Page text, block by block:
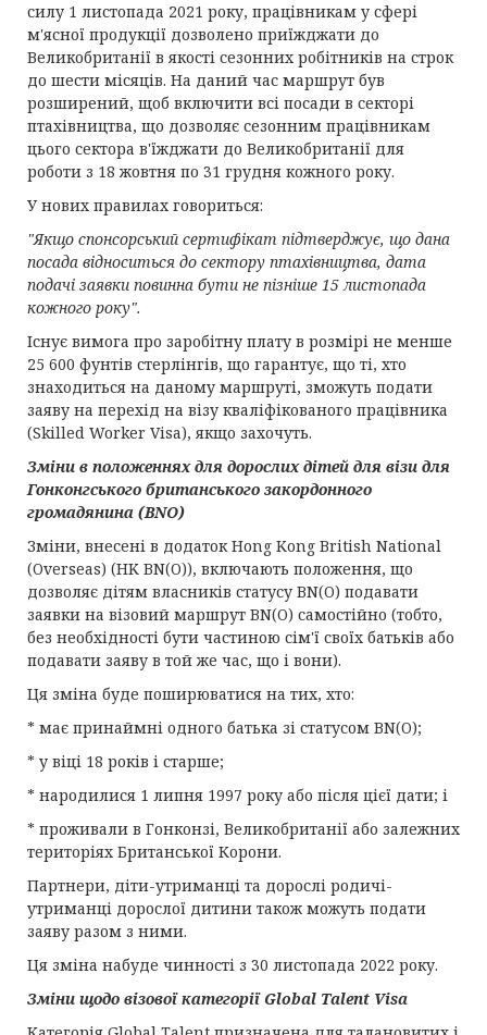
силу 1 листопада 2021 року, працівникам у сфері
м'ясної продукції дозволено приїжджати до
Великобританії в якості сезонних робітників на строк
до шести місяців. На даний час маршрут був
розширений, щоб включити всі посади в секторі
птахівництва, що дозволяє сезонним працівникам
цього сектора в'їжджати до Великобританії для
роботи з 18 жовтня по 31 грудня кожного року.
У нових правилах говориться:
"Якщо спонсорський сертифікат підтверджує, що дана
посада відноситься до сектору птахівництва, дата
подачі заявки повинна бути не пізніше 15 листопада
кожного року".
Існує вимога про заробітну плату в розмірі не менше
25 600 фунтів стерлінгів, що гарантує, що ті, хто
знаходиться на даному маршруті, зможуть подати
заяву на перехід на візу кваліфікованого працівника
(Skilled Worker Visa), якщо захочуть.
Зміни в положеннях для дорослих дітей для візи для
Гонконгського британського закордонного
громадянина (BNO)
Зміни, внесені в додаток Hong Kong British National
(Overseas) (HK BN(O)), включають положення, що
дозволяє дітям власників статусу BN(O) подавати
заявки на візовий маршрут BN(O) самостійно (тобто,
без необхідності бути частиною сім'ї своїх батьків або
подавати заяву в той же час, що і вони).
Ця зміна буде поширюватися на тих, хто:
* має принаймні одного батька зі статусом BN(O);
* у віці 18 років і старше;
* народилися 1 липня 1997 року або після цієї дати; і
* проживали в Гонконзі, Великобританії або залежних
територіях Британської Корони.
Партнери, діти-утриманці та дорослі родичі-
утриманці дорослої дитини також можуть подати
заяву разом з ними.
Ця зміна набуде чинності з 30 листопада 2022 року.
Зміни щодо візової категоріїGlobal Talent Visa